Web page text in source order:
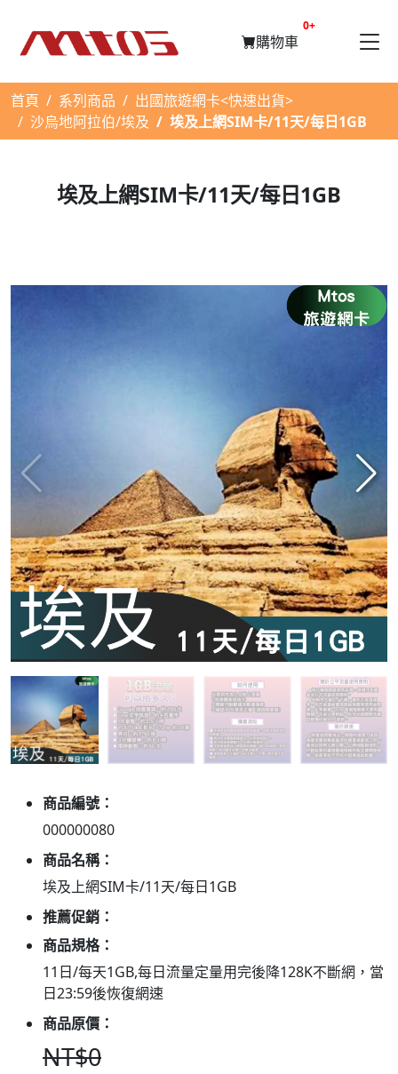
購物車
0+提醒購物車數量
首頁 系列商品
出國旅遊網卡<快速出貨>
沙烏地阿拉伯/埃及
埃及上網SIM卡/11天/每日1GB
埃及上網SIM卡/11天/每日1GB
商品編號：
000000080
商品名稱：
埃及上網SIM卡/11天/每日1GB
推薦促銷：
商品規格：
11日/每天1GB,每日流量定量用完後降128K不斷網，當
日23:59後恢復網速
商品原價：
NT$0